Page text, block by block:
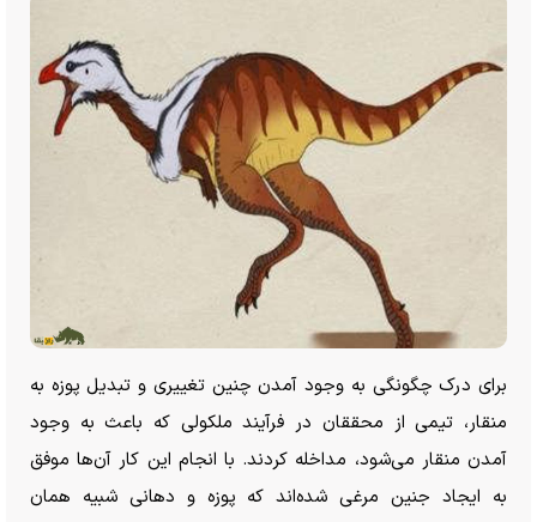
برای درک چگونگی به وجود آمدن چنین تغییری و تبدیل پوزه به
منقار، تیمی از محققان در فرآیند ملکولی که باعث به وجود
آمدن منقار می‌شود، مداخله کردند. با انجام این کار آن‌ها موفق
به ایجاد جنین مرغی شده‌اند که پوزه و دهانی شبیه همان